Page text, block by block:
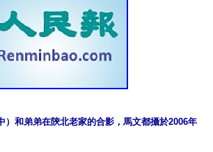
）和弟弟在陝北老家的合影，馬文都攝於2006年